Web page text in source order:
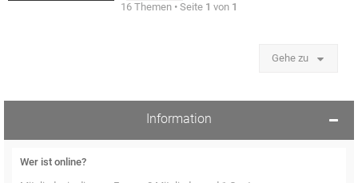
16 Themen • Seite 1 von 1
Gehe zu
Information
Wer ist online?